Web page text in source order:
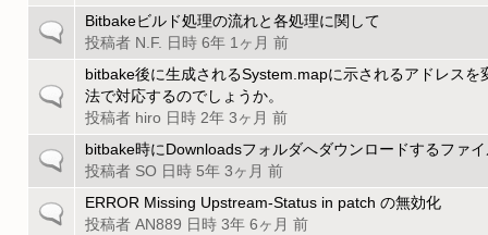
ピ
た
ト
ッ
ピ
ッ
の
ト
ピ
ッ
ク
一
ト
ッ
ク
Bitbakeビルド処理の流れと各処理に関して
投稿者 N.F. 日時 6年 1ヶ月 前
一
の
ト
ッ
ク
bitbake後に生成されるSystem.mapに示されるアドレスを
法で対応するのでしょうか。
投稿者 hiro 日時 2年 3ヶ月 前
一
の
ト
bitbake時にDownloadsフォルダへダウンロードするファ
投稿者 SO 日時 5年 3ヶ月 前
一
ERROR Missing Upstream-Status in patch の無効化
投稿者 AN889 日時 3年 6ヶ月 前